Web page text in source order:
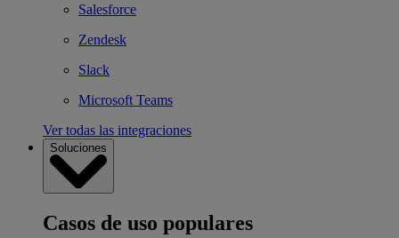
Salesforce
Zendesk
Slack
Microsoft Teams
Ver todas las integraciones
Soluciones
Casos de uso populares